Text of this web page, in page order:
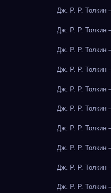
Дж. Р. Р. Толкин
Дж. Р. Р. Толкин
Дж. Р. Р. Толкин
Дж. Р. Р. Толкин
Дж. Р. Р. Толкин
Дж. Р. Р. Толкин
Дж. Р. Р. Толкин
Дж. Р. Р. Толкин
Дж. Р. Р. Толкин
Дж. Р. Р. Толкин